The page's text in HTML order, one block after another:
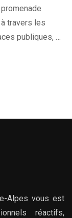
travers les
publiques, …
Alpes vous est
réactifs,